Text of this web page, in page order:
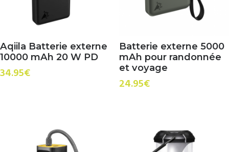
Aqiila Batterie externe
10000 mAh 20 W PD
34.95€
Batterie externe 5000
mAh pour randonnée
et voyage
24.95€